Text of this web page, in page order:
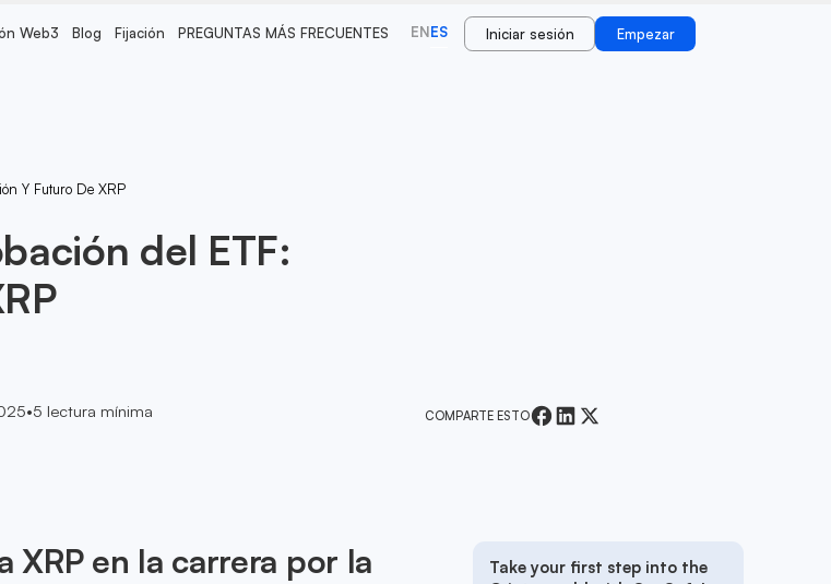
Web3 Blog Fijación PREGUNTAS MÁS FRECUENTES ENES Iniciar sesión Empezar
Y Futuro De XRP
del ETF:
•5 lectura mínima COMPARTE ESTO
XRP en la carrera por la
Take your first step into the